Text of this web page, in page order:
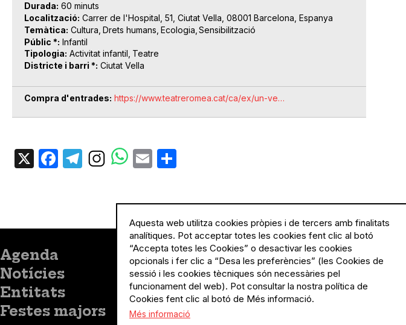
Durada 60 minuts
Localització Carrer de l'Hospital, 51, Ciutat Vella, 08001 Barcelona, Espanya
Temàtica Cultura Drets humans Ecologia Sensibilització
Públic * Infantil
Tipologia Activitat infantil Teatre
Districte i barri * Ciutat Vella
Compra d'entrades https://www.teatreromea.cat/ca/ex/un-ve…
X Facebook
TelegramEmail
Menú
principal
Agenda
Notícies
Entitats
Festes majors
Menú
Legal
Política de privacitat
Avís legal
Política de cookies
Aquesta web utilitza cookies pròpies i de tercers amb finalitats
analítiques. Pot acceptar totes les cookies fent clic al botó
“Accepta totes les Cookies” o desactivar les cookies
opcionals i fer clic a “Desa les preferències” (les Cookies de
sessió i les cookies tècniques són necessàries pel
funcionament del web). Pot consultar la nostra política de
Cookies fent clic al botó de Més informació.
Més informació